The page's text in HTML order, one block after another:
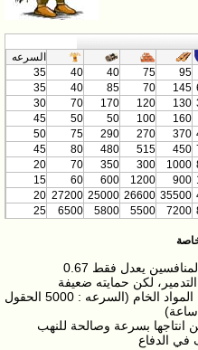
السرعه
95
75
40
40
35
145
70
85
40
35
130
120
170
70
30
160
100
50
50
45
370
270
290
75
50
450
515
480
80
45
1000
300
350
70
20
900
1200
600
60
15
35500
26600
25000
27200
20
7200
5500
5800
6500
25
يعدل فقط 0.67
لكن حمايته ضعيفة
يستطيع التجار حمل 200000 من المواد الخام (السرعه : 5000 الحقول
بسرعة وصالحة للنهب
في الدفاع